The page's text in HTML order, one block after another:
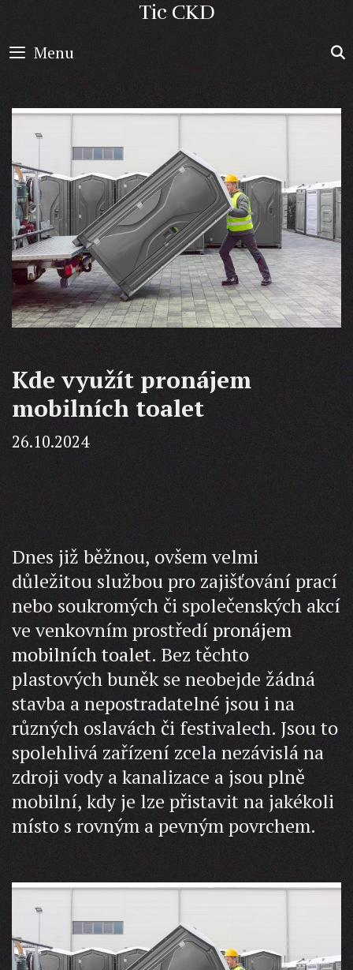
content
Tic CKD
Menu
Kde využít pronájem
mobilních toalet
26.10.2024
Dnes již běžnou, ovšem velmi
důležitou službou pro zajišťování prací
nebo soukromých či společenských akcí
ve venkovním prostředípronájem
mobilních toalet. Bez těchto
plastových buněk se neobejde žádná
stavba a nepostradatelné jsou i na
různých oslavách či festivalech. Jsou to
spolehlivá zařízení zcela nezávislá na
zdroji vody a kanalizace a jsou plně
mobilní, kdy je lze přistavit na jakékoli
místo s rovným a pevným povrchem.